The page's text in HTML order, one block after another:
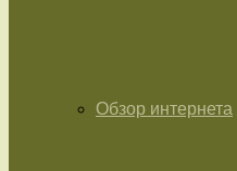
Обзор интернета